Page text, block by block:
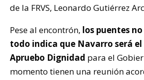
de la FRVS, Leonardo Gutiérrez
Pese al encontrón, los puentes
todo indica que Navarro será
Apruebo Dignidad para el
momento tienen una reunión